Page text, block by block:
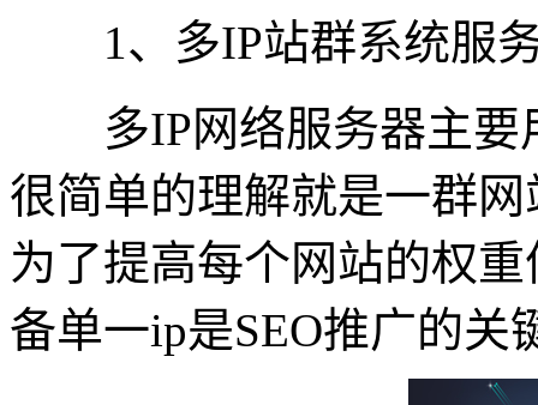
1、多IP站群系统服
多IP网络服务器主要
很简单的理解就是一群
为了提高每个网站的权
备单一ip是SEO推广的关